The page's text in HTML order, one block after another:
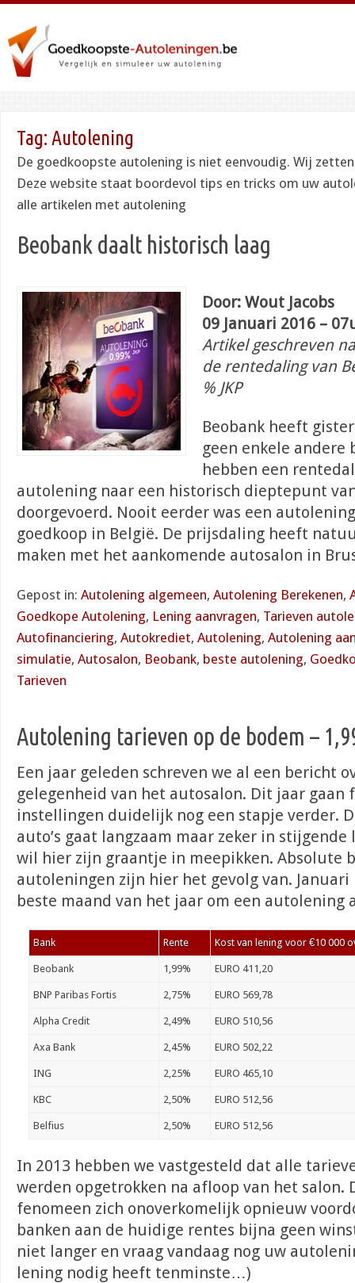
Tag: Autolening
De goedkoopste autolening is niet eenvoudig. Wij
Deze website staat boordevol tips en tricks om uw
alle artikelen met autolening
Beobank daalt historisch laag
Door: Wout Jacobs
09 Januari 2016 –
Artikel geschreven
de rentedaling van
% JKP
Beobank heeft
geen enkele andere
hebben een
autolening naar een historisch dieptepunt van
doorgevoerd. Nooit eerder was een
goedkoop in België. De prijsdaling heeft
maken met het aankomende autosalon in
Gepost in: Autolening algemeen, Autolening Berekenen,
Goedkope Autolening, Lening aanvragen, Tarieven
Autofinanciering, Autokrediet, Autolening, Autolening
simulatie, Autosalon, Beobank, beste autolening,
Tarieven
Autolening tarieven op de bodem –
Een jaar geleden schreven we al een bericht
gelegenheid van het autosalon. Dit jaar gaan
instellingen duidelijk nog een stapje verder.
auto’s gaat langzaam maar zeker in
wil hier zijn graantje in meepikken. Absolute
autoleningen zijn hier het gevolg van.
beste maand van het jaar om een autolening
Bank Rente Kost van lening voor €10 000
Beobank 1,99% EURO 411,20
BNP Paribas Fortis 2,75% EURO 569,78
Alpha Credit 2,49% EURO 510,56
Axa Bank 2,45% EURO 502,22
ING 2,25% EURO 465,10
KBC 2,50% EURO 512,56
Belfius 2,50% EURO 512,56
In 2013 hebben we vastgesteld dat alle
werden opgetrokken na afloop van het salon.
fenomeen zich onoverkomelijk opnieuw
banken aan de huidige rentes bijna geen
niet langer en vraag vandaag nog uw
lening nodig heeft tenminste…)